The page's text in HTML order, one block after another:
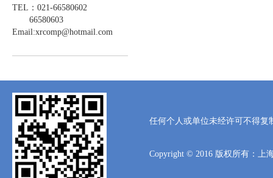
TEL：021-66580602
66580603
Email:xrcomp@hotmail.com
任何个人或单位未经许可不得复
Copyright © 2016 版权所有：上